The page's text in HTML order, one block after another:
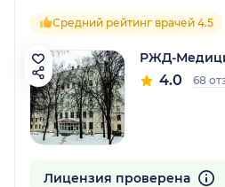
Средний рейтинг врачей 4.5
РЖД-
4.0 68
Лицензия проверена